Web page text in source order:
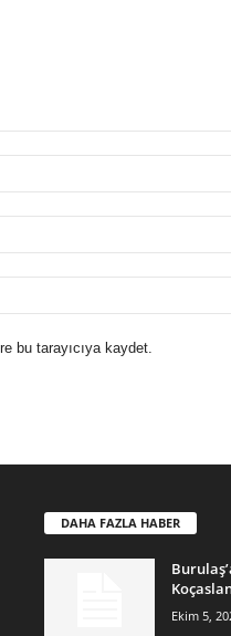
bu tarayıcıya kaydet.
DAHA FAZLA HABER
Ekim 5,